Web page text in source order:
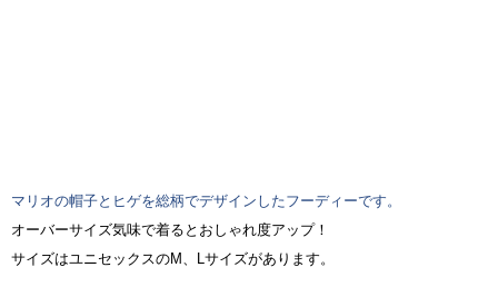
マリオの帽子とヒゲを総柄でデザインしたフーディーです。
オーバーサイズ気味で着るとおしゃれ度アップ！
サイズはユニセックスのM、Lサイズがあります。